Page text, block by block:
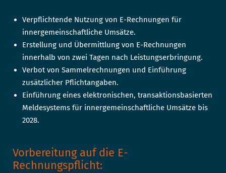
Verpflichtende Nutzung von E-Rechnungen für
innergemeinschaftliche Umsätze.
Erstellung und Übermittlung von E-Rechnungen
innerhalb von zwei Tagen nach Leistungserbringung.
Verbot von Sammelrechnungen und Einführung
zusätzlicher Pflichtangaben.
Einführung eines elektronischen, transaktionsbasierten
Meldesystems für innergemeinschaftliche Umsätze bis
2028.
Vorbereitung auf die E-
Rechnungspflicht: